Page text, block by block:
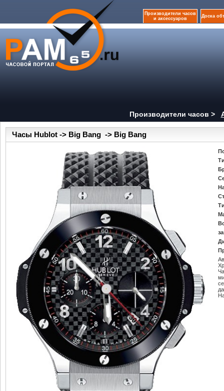
Производители часов
и аксессуаров
Доска
Производители часов >
Часы Hublot -> Big Bang -> Big Bang